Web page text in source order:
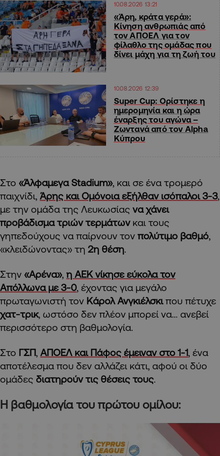
10.08.2026 13:21
«Άρη, κράτα γερά»:
Κίνηση ανθρωπιάς από
τον ΑΠΟΕΛ για τον
φίλαθλο της ομάδας που
δίνει μάχη για τη ζωή του
10.08.2026 12:39
Super Cup: Ορίστηκε η
ημερομηνία και η ώρα
έναρξης του αγώνα –
Ζωντανά από τον Alpha
Κύπρου
Στο «Άλφαμεγα Stadium», και σε ένα τρομερό
παιχνίδι, Άρης και Ομόνοια εξήλθαν ισόπαλοι 3-3,
με την ομάδα της Λευκωσίας να χάνει
προβάδισμα τριών τερμάτωνκαι τους
γηπεδούχους να παίρνουν τον πολύτιμο βαθμό,
«κλειδώνοντας» τη 2η θέση.
Στην «Αρένα», η ΑΕΚ νίκησε εύκολα τον
Απόλλωνα με 3-0, έχοντας για μεγάλο
πρωταγωνιστή τον Κάρολ Ανγκιέλσκιπου πέτυχε
χατ-τρικ, ωστόσο δεν πλέον μπορεί να… ανεβεί
περισσότερο στη βαθμολογία.
Στο ΓΣΠ, ΑΠΟΕΛ και Πάφος έμειναν στο 1-1, ένα
αποτέλεσμα που δεν αλλάζει κάτι, αφού οι δύο
ομάδες διατηρούν τις θέσεις τους.
Η βαθμολογία του πρώτου ομίλου: